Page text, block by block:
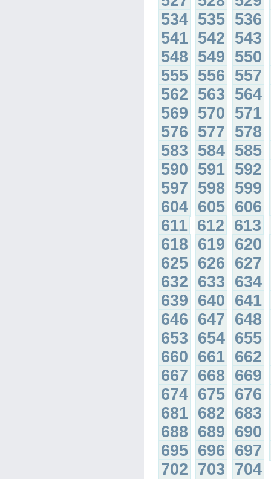
534 535 536
541 542 543
548 549 550
555 556 557
562 563 564
569 570 571
576 577 578
583 584 585
590 591 592
597 598 599
604 605 606
611 612 613
618 619 620
625 626 627
632 633 634
639 640 641
646 647 648
653 654 655
660 661 662
667 668 669
674 675 676
681 682 683
688 689 690
695 696 697
702 703 704